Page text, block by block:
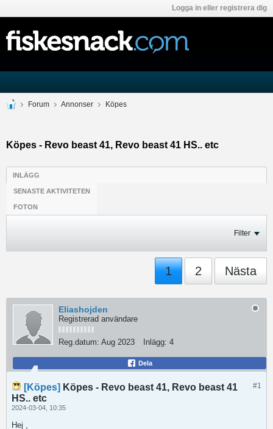
Logga in eller registrera dig
Forum Annonser Köpes
Köpes - Revo beast 41, Revo beast 41 HS.. etc
INLÄGG
SENASTE AKTIVITETEN
FOTON
Filter
1 2 Nästa
Eliashojden
Registrerad användare
Reg.datum: Aug 2023 Inlägg: 4
Dela
#1
[Köpes] Köpes - Revo beast 41, Revo beast 41
HS.. etc
2024-03-04, 10:35
Hej ,